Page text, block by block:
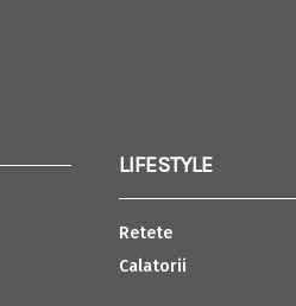
LIFESTYLE
Retete
Calatorii